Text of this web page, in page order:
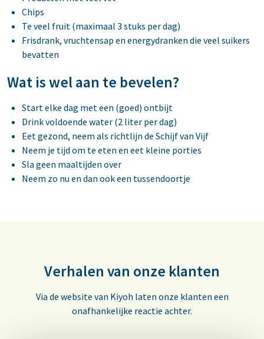
Chips
Te veel fruit (maximaal 3 stuks per dag)
Frisdrank, vruchtensap en energydranken die veel suikers
bevatten
Wat is wel aan te bevelen?
Start elke dag met een (goed) ontbijt
Drink voldoende water (2 liter per dag)
Eet gezond, neem als richtlijn de Schijf van Vijf
Neem je tijd om te eten en eet kleine porties
Sla geen maaltijden over
Neem zo nu en dan ook een tussendoortje
Verhalen van onze klanten
Via de website van Kiyoh laten onze klanten een
onafhankelijke reactie achter.